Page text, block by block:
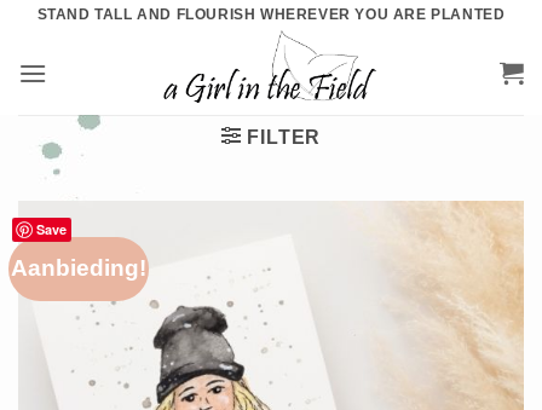
inhoud
STAND TALL AND FLOURISH WHEREVER YOU ARE PLANTED
FILTER
Save
Aanbieding!